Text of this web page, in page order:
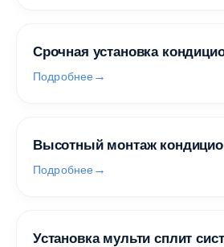
Срочная установка
Подробнее
Высотный монтаж
Подробнее
Установка мульти сплит